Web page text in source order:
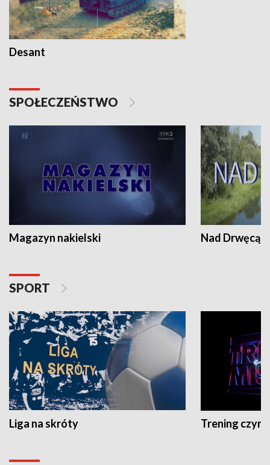
Desant
SPOŁECZEŃSTWO
Magazyn nakielski Nad Drwęcą
SPORT
Liga na skróty Trening czyni